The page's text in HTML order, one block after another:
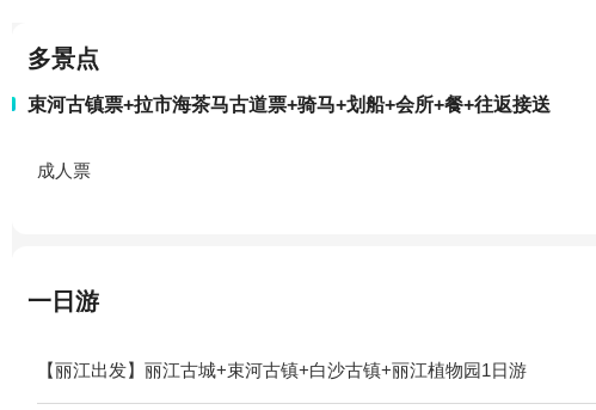
多景点
束河古镇票+拉市海茶马古道票+骑马+划船+会所+餐+往返接送
成人票
一日游
【丽江出发】丽江古城+束河古镇+白沙古镇+丽江植物园1日游